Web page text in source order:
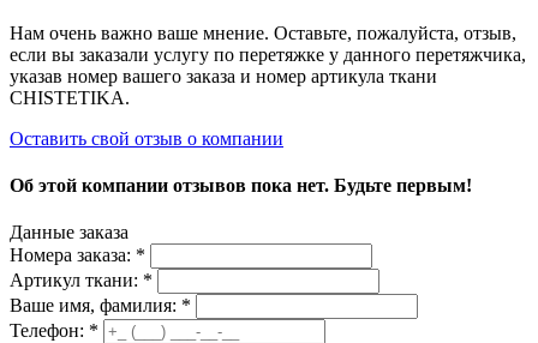
Нам очень важно ваше мнение. Оставьте, пожалуйста, отзыв,
если вы заказали услугу по перетяжке у данного перетяжчика,
указав номер вашего заказа и номер артикула ткани
CHISTETIKA.
Оставить свой отзыв о компании
Об этой компании отзывов пока нет. Будьте первым!
Данные заказа
Номера заказа: *
Артикул ткани: *
Ваше имя, фамилия: *
Телефон: *